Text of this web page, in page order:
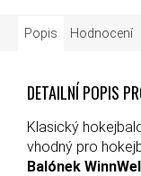
Popis Hodnocení
DETAILNÍ POPIS
Klasický
vhodný pro
Balónek